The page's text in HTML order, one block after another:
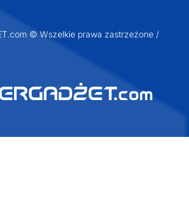
© Wszelkie prawa zastrzeżone /